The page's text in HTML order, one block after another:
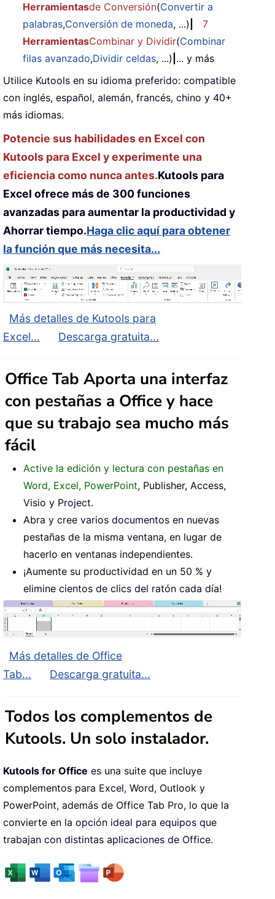
Herramientasde Conversión(Convertir a
palabras,Conversión de moneda, ...)
7
HerramientasCombinar y Dividir(Combinar
filas avanzado,Dividir celdas, ...) ... y más
Utilice Kutools en su idioma preferido: compatible
con inglés, español, alemán, francés, chino y 40+
más idiomas.
Potencie sus habilidades en Excel con
Kutools para Excel y experimente una
eficiencia como nunca antes.Kutools para
Excel ofrece más de 300 funciones
avanzadas para aumentar la productividad y
Ahorrar tiempo.Haga clic aquí para obtener
la función que más necesita...
Más detalles de Kutools para
Excel...
Descarga gratuita...
Office Tab Aporta una interfaz
con pestañas a Office y hace
que su trabajo sea mucho más
fácil
Active la edición y lectura con pestañas en
Word, Excel, PowerPoint, Publisher, Access,
Visio y Project.
Abra y cree varios documentos en nuevas
pestañas de la misma ventana, en lugar de
hacerlo en ventanas independientes.
¡Aumente su productividad en un 50 % y
elimine cientos de clics del ratón cada día!
Más detalles de Office
Tab...
Descarga gratuita...
Todos los complementos de
Kutools. Un solo instalador.
Kutools for Office es una suite que incluye
complementos para Excel, Word, Outlook y
PowerPoint, además de Office Tab Pro, lo que la
convierte en la opción ideal para equipos que
trabajan con distintas aplicaciones de Office.